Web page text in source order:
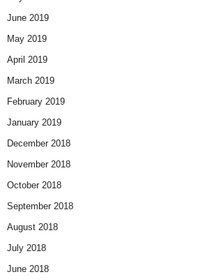
June 2019
May 2019
April 2019
March 2019
February 2019
January 2019
December 2018
November 2018
October 2018
September 2018
August 2018
July 2018
June 2018